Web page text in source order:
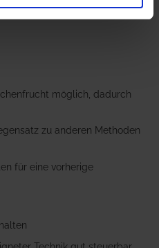
möglich, dadurch
zu anderen Methoden
für eine vorherige